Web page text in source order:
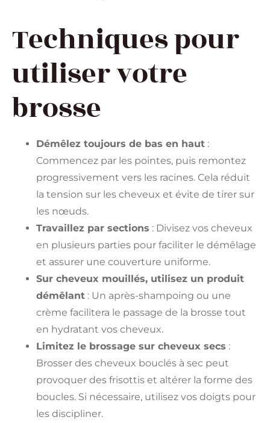
Techniques pour
utiliser votre
brosse
Démêlez toujours de bas en haut :
Commencez par les pointes, puis remontez
progressivement vers les racines. Cela réduit
la tension sur les cheveux et évite de tirer sur
les nœuds.
Travaillez par sections : Divisez vos cheveux
en plusieurs parties pour faciliter le démêlage
et assurer une couverture uniforme.
Sur cheveux mouillés, utilisez un produit
démêlant : Un après-shampoing ou une
crème facilitera le passage de la brosse tout
en hydratant vos cheveux.
Limitez le brossage sur cheveux secs :
Brosser des cheveux bouclés à sec peut
provoquer des frisottis et altérer la forme des
boucles. Si nécessaire, utilisez vos doigts pour
les discipliner.